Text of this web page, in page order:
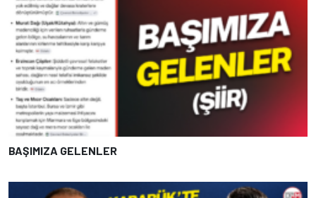
BAŞIMIZA GELENLER